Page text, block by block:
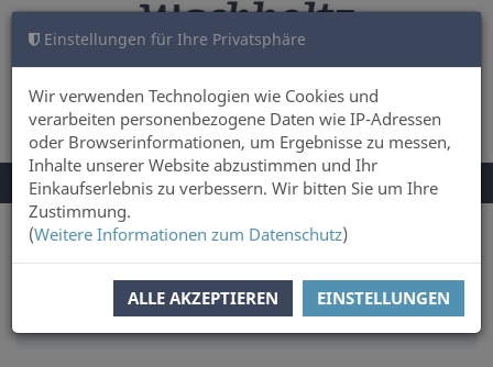
Einstellungen für Ihre Privatsphäre
Wir verwenden Technologien wie Cookies und
verarbeiten personenbezogene Daten wie IP-Adressen
oder Browserinformationen, um Ergebnisse zu messen,
Inhalte unserer Website abzustimmen und Ihr
Einkaufserlebnis zu verbessern. Wir bitten Sie um Ihre
Zustimmung.
(Weitere Informationen zum Datenschutz)
ALLE AKZEPTIEREN EINSTELLUNGEN
ANMELDEN WARENKORB 0
NAVIGATION
UMSCHALTEN
Menü
Sie sind hier:
SORTIERUNG:
TITEL